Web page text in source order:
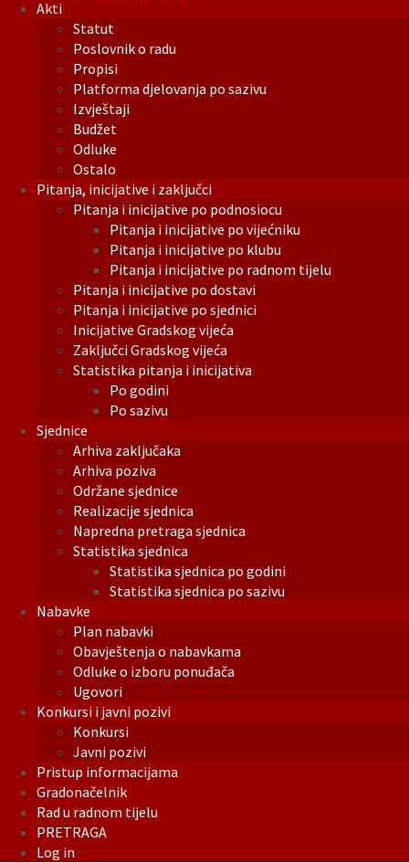
Akti
Statut
Poslovnik o radu
Propisi
Platforma djelovanja po sazivu
Izvještaji
Budžet
Odluke
Ostalo
Pitanja, inicijative i zaključci
Pitanja i inicijative po podnosiocu
Pitanja i inicijative po vijećniku
Pitanja i inicijative po klubu
Pitanja i inicijative po radnom tijelu
Pitanja i inicijative po dostavi
Pitanja i inicijative po sjednici
Inicijative Gradskog vijeća
Zaključci Gradskog vijeća
Statistika pitanja i inicijativa
Po godini
Po sazivu
Sjednice
Arhiva zaključaka
Arhiva poziva
Održane sjednice
Realizacije sjednica
Napredna pretraga sjednica
Statistika sjednica
Statistika sjednica po godini
Statistika sjednica po sazivu
Nabavke
Plan nabavki
Obavještenja o nabavkama
Odluke o izboru ponuđača
Ugovori
Konkursi i javni pozivi
Konkursi
Javni pozivi
Pristup informacijama
Gradonačelnik
Rad u radnom tijelu
PRETRAGA
Log in